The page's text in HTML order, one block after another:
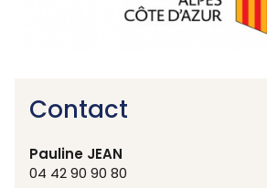
Contact
Pauline JEAN
04 42 90 90 80